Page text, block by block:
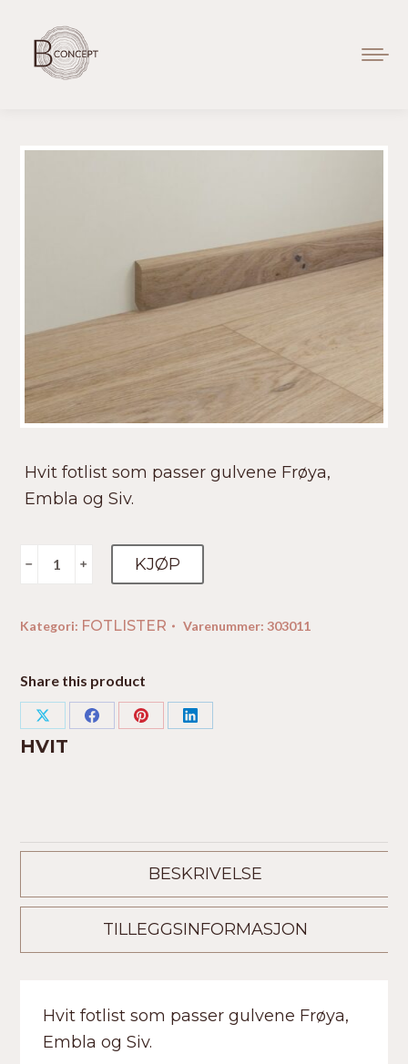
HVIT
Hvit fotlist som passer gulvene Frøya,
Embla og Siv.
﹣ ﹢ KJØP
Kategori: FOTLISTER Varenummer:303011
Share this product
Share
on
Share Share Share
BESKRIVELSE
TILLEGGSINFORMASJON
Hvit fotlist som passer gulvene Frøya,
Embla og Siv.